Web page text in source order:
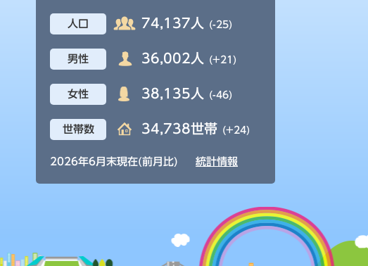
人口 74,137人 (-25)
男性 36,002人 (+21)
女性 38,135人 (-46)
世帯数 34,738世帯 (+24)
2026年6月末現在(前月比) 統計情報